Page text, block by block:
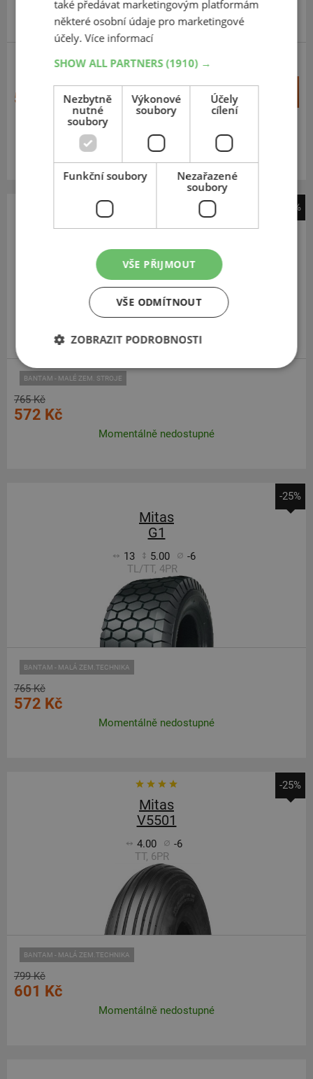
SET (VČ. DUŠE)
564 Kč
+
–
Expedujeme do 2 dnů
Na prodejně v Opavě do 2 dnů.
Centrální sklad 8 ks.
-25%
Mitas
13 5.00
-6
TL/TT, 4PR
BANTAM - MALÉ ZEM. STROJE
765 Kč
572 Kč
Momentálně nedostupné
-25%
Mitas
G1
13 5.00
-6
TL/TT, 4PR
BANTAM - MALÁ ZEM.TECHNIKA
765 Kč
572 Kč
Momentálně nedostupné
-25%
Mitas
V5501
4.00
-6
TT, 6PR
BANTAM - MALÁ ZEM.TECHNIKA
799 Kč
601 Kč
Momentálně nedostupné
také předávat marketingovým platformám
některé osobní údaje pro marketingové
účely.Více informací
SHOW ALL PARTNERS(1910) →
Nezbytně
nutné
soubory
Výkonové
soubory
Účely
cílení
Funkční soubory
Nezařazené
soubory
VŠE PŘIJMOUT
VŠE ODMÍTNOUT
ZOBRAZIT PODROBNOSTI